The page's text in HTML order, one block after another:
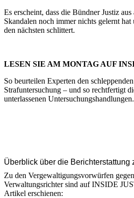
Es erscheint, dass die Bündner Justiz aus
Skandalen noch immer nichts gelernt hat
den nächsten schlittert.
LESEN SIE AM MONTAG AUF
So beurteilen Experten den
Strafuntersuchung – und so rechtfertigt
unterlassenen Untersuchungshandlungen.
Überblick über die Berichterstattung
Zu den Vergewaltigungsvorwürfen
Verwaltungsrichter sind auf INSIDE
Artikel erschienen: